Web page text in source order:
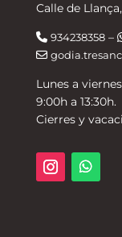
Calle de
934238358–
Lunes a
9:00h a 13:30h.
Cierres y